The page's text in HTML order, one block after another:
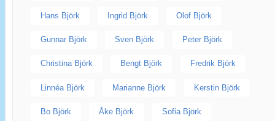
Hans Björk Ingrid Björk Olof Björk
Gunnar Björk Sven Björk Peter Björk
Christina Björk Bengt Björk Fredrik Björk
Linnéa Björk Marianne Björk Kerstin Björk
Bo Björk Åke Björk Sofia Björk